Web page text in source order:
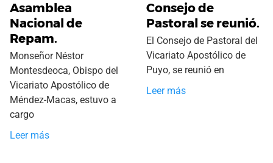
Asamblea
Nacional de
Repam.
Monseñor Néstor
Montesdeoca, Obispo del
Vicariato Apostólico de
Méndez-Macas, estuvo a
cargo
Leer más
Consejo de
Pastoral se reunió.
El Consejo de Pastoral del
Vicariato Apostólico de
Puyo, se reunió en
Leer más